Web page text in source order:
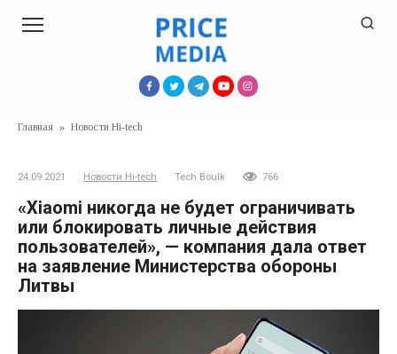
Главная » Новости Hi-tech
24.09.2021 Новости Hi-tech Tech Boulk 766
«Xiaomi никогда не будет ограничивать
или блокировать личные действия
пользователей», — компания дала ответ
на заявление Министерства обороны
Литвы